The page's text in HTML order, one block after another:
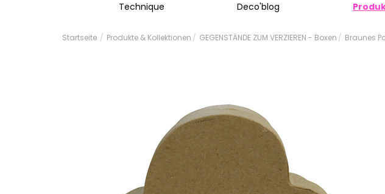
Technique Deco'blog
Startseite Produkte & Kollektionen GEGENSTÄNDE ZUM VERZIEREN - Boxen Braunes